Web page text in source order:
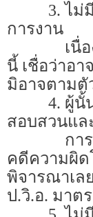
3.ไม่
การงาน
เนื่
นี้ เชื่อว่าอ
มิอาจตามตั
4. ผู้นั้
สอบสวนแ
กา
คดีความผิด
พิจารณาเล
ป.วิ.อ. มาต